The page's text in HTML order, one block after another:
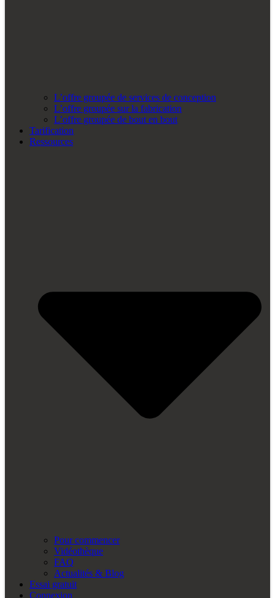
L’offre groupée de services de conception
L’offre groupée sur la fabrication
L’offre groupée de bout en bout
Tarification
Ressources
Pour commencer
Vidéothèque
FAQ
Actualités & Blog
Essai gratuit
Connexion